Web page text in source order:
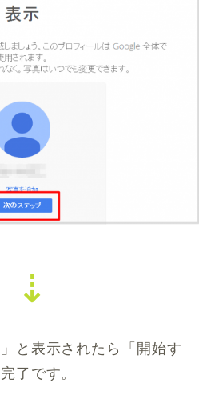
⇣
と表示されたら「開始す
了です。